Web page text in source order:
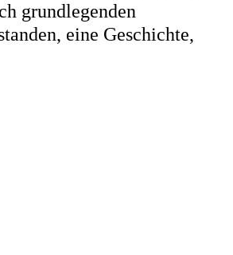
grundlegenden
eine Geschichte,